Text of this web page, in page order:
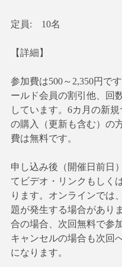
定員:　10名
【詳細】
参加費は500～2,350円で
ールド会員の割引他、回
しています。6カ月の新
の購入（更新も含む）の
費は無料です。
申し込み後（開催日前日
てビデオ・リンクもしく
ります。オンラインでは
題が発生する場合があり
合の場合、次回無料で参
キャンセルの場合も次回
になります。